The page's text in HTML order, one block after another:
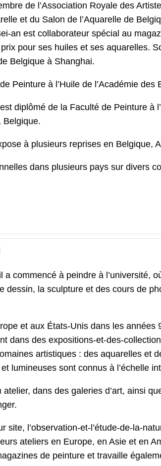
de l’Association Royale des
et du Salon de l’Aquarelle de
an est collaborateur spécial au
pour ses huiles et ses aquarelles.
Belgique à Shanghai.
Peinture à l’Huile de l’Académie des
diplômé de la Faculté de Peinture à
Belgique.
à plusieurs reprises en Belgique,
dans plusieurs pays sur divers
commencé à peindre à l’université,
dessin, la sculpture et des cours de
et aux États-Unis dans les années
dans des expositions-et-des-
artistiques : des aquarelles et
lumineuses sont connus à l’échelle
dans des galeries d’art, ainsi
site, l’observation-et-l’étude-de-la-
ateliers en Europe, en Asie et en
de peinture et travaille